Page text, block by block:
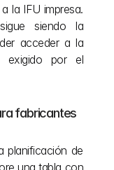
la IFU impresa.
siendo la
acceder a la
exigido por el
fabricantes
planificación de
una tabla con